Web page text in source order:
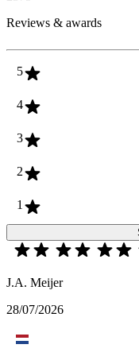
Reviews & awards
5
4
3
2
1
J.A. Meijer
28/07/2026